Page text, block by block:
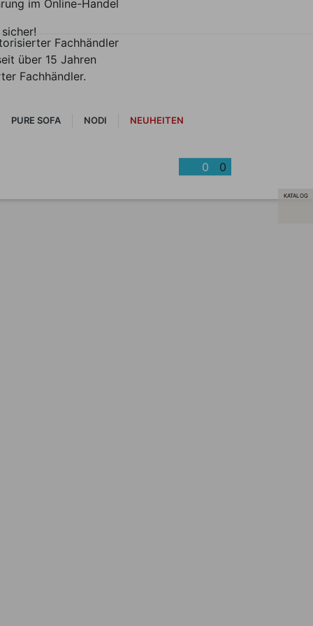
Fachhändler
im Online-Handel
über 15 Jahren
Fachhändler.
PURE SOFA NODI NEUHEITEN
0 0
KATALOG